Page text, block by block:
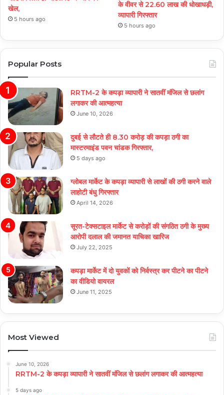
खेल,
5 hours ago
के वीवर से 22.60 लाख की धोखाधड़ी,
व्यापारी गिरफ्तार
5 hours ago
Popular Posts
RRTM-2 के कपड़ा व्यापारी ने सातवीं मंजिल से छलांग
लगाकर की आत्महत्या
June 10, 2026
दुबई से लौटते ही 8.30 करोड़ की कपड़ा ठगी का
मास्टरमाइंड पवन चांडक गिरफ्तार,
5 days ago
ग्लोबल मार्केट के कपड़ा व्यापारी से लाखों की ठगी करने वाले
लाहोटी बंधु गिरफ्तार
April 14, 2026
सूरत-टेक्सटाइल मार्केट से करोड़ों की संगठित ठगी के मुख्य
आरोपी दलाल की जमानत याचिका खारिज
July 22, 2025
कपड़ा मार्केट में दो युवकों को निर्वस्त्र कर पीटने का पीटने
का वीडियो वायरल
June 11, 2025
Most Viewed
June 10, 2026
RRTM-2 के कपड़ा व्यापारी ने सातवीं मंजिल से छलांग लगाकर की आत्महत्या
5 days ago